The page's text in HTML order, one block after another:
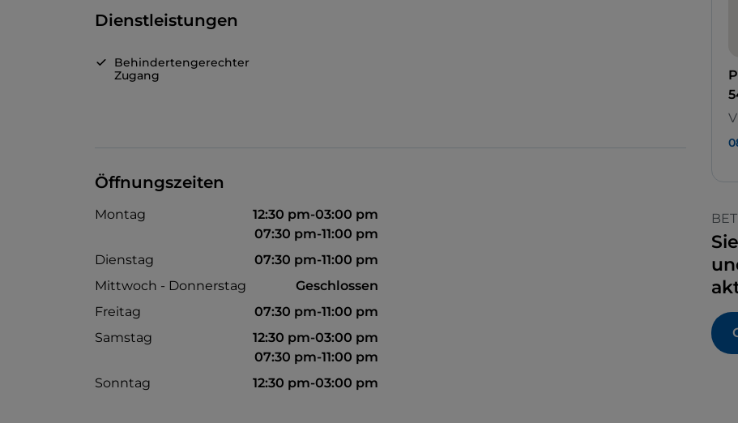
Dienstleistungen
Behindertengerechter
Zugang
Öffnungszeiten
Montag
12:30 pm-03:00 pm
07:30 pm-11:00 pm
Dienstag
07:30 pm-11:00 pm
Mittwoch - Donnerstag
Geschlossen
Freitag
07:30 pm-11:00 pm
Samstag
12:30 pm-03:00 pm
07:30 pm-11:00 pm
Sonntag
12:30 pm-03:00 pm